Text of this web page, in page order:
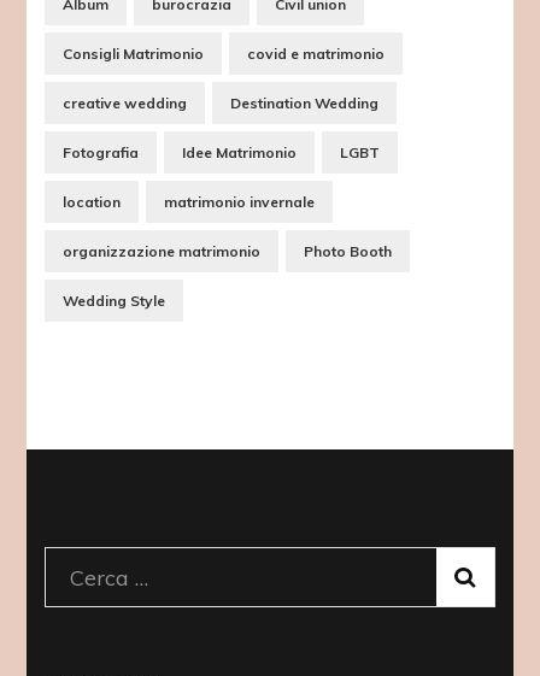
Album burocrazia Civil union
Consigli Matrimonio covid e matrimonio
creative wedding Destination Wedding
Fotografia Idee Matrimonio LGBT
location matrimonio invernale
organizzazione matrimonio Photo Booth
Wedding Style
Ricerca
per: